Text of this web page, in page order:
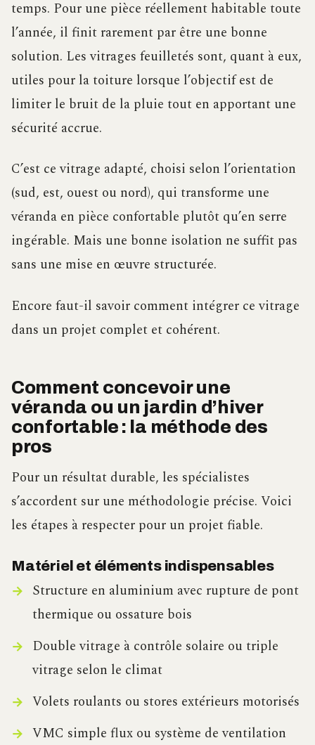
temps. Pour une pièce réellement habitable toute
l’année, il finit rarement par être une bonne
solution. Les vitrages feuilletés sont, quant à eux,
utiles pour la toiture lorsque l’objectif est de
limiter le bruit de la pluie tout en apportant une
sécurité accrue.
C’est ce vitrage adapté, choisi selon l’orientation
(sud, est, ouest ou nord), qui transforme une
véranda en pièce confortable plutôt qu’en serre
ingérable. Mais une bonne isolation ne suffit pas
sans une mise en œuvre structurée.
Encore faut-il savoir comment intégrer ce vitrage
dans un projet complet et cohérent.
Comment concevoir une
véranda ou un jardin d’hiver
confortable : la méthode des
pros
Pour un résultat durable, les spécialistes
s’accordent sur une méthodologie précise. Voici
les étapes à respecter pour un projet fiable.
Matériel et éléments indispensables
Structure en aluminium avec rupture de pont
thermique ou ossature bois
Double vitrage à contrôle solaire ou triple
vitrage selon le climat
Volets roulants ou stores extérieurs motorisés
VMC simple flux ou système de ventilation